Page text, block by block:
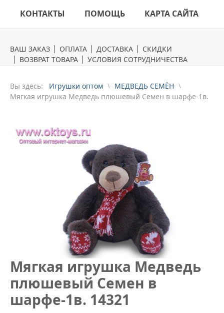
КОНТАКТЫ ПОМОЩЬ КАРТА САЙТА
ВАШ ЗАКАЗ ОПЛАТА ДОСТАВКА
СКИДКИ
ВОЗВРАТ ТОВАРА
УСЛОВИЯ СОТРУДНИЧЕСТВА
Вы здесь: Игрушки оптом
МЕДВЕДЬ СЕМЁН
Mягкая игрушка Медведь плюшевый Семен в шарфе-1в.
Mягкая игрушка Медведь
плюшевый Семен в
шарфе-1в. 14321